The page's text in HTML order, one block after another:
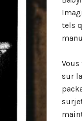
tels
sur